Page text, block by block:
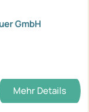
GmbH
Mehr Details